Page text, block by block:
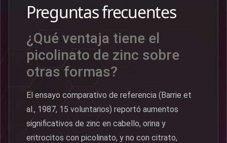
Preguntas frecuentes
¿Qué ventaja tiene el
picolinato de zinc sobre
otras formas?
El ensayo comparativo de referencia (Barrie et
al., 1987, 15 voluntarios) reportó aumentos
significativos de zinc en cabello, orina y
eritrocitos con picolinato, y no con citrato,